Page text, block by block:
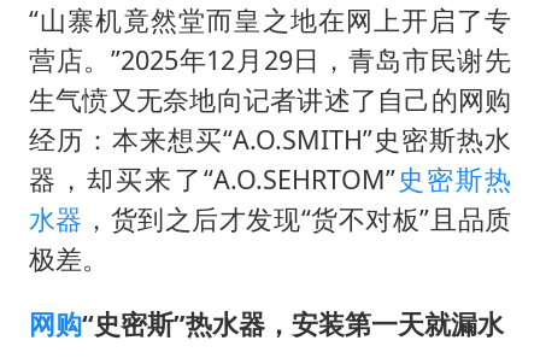
5万小车卖不动 微型代步车集体遇冷
湖北启动重大气象灾害三级应急响应
白海豚路径图
周星驰妈妈现身香港首映礼
56岁刘奕君跟13岁女儿合跳
从科技创新看开局起步的时与势
“山寨机竟然堂而皇之地在网上开启了专
营店。”2025年12月29日，青岛市民谢先
生气愤又无奈地向记者讲述了自己的网购
经历：本来想买“A.O.SMITH”史密斯热水
器，却买来了“A.O.SEHRTOM”史密斯热
水器 ，货到之后才发现“货不对板”且品质
极差。
网购“史密斯”热水器，安装第一天就漏水